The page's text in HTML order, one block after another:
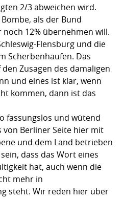
2/3 abweichen wird.
als der Bund
12% übernehmen will.
Flensburg und die
Scherbenhaufen. Das
Zusagen des damaligen
und eines ist klar, wenn
kommen, dann ist das
fassungslos und wütend
von Berliner Seite hier mit
und dem Land betrieben
dass das Wort eines
hat, auch wenn die
mehr in
steht. Wir reden hier über